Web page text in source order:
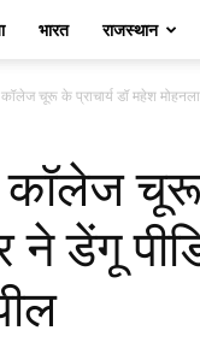
भारत राजस्थान
चूरू के प्राचार्य डॉ महेश
चूरू
ने डेंगू